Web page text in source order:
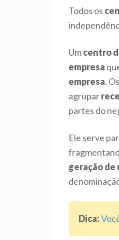
Todos os
Umcentro
empresa
empresa. Os
agrupar
partes do
Ele serve
geração de
Dica: